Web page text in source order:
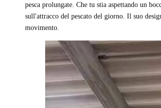
pesca prolungate. Che tu stia aspettando un
sull'attracco del pescato del giorno. Il suo
movimento.